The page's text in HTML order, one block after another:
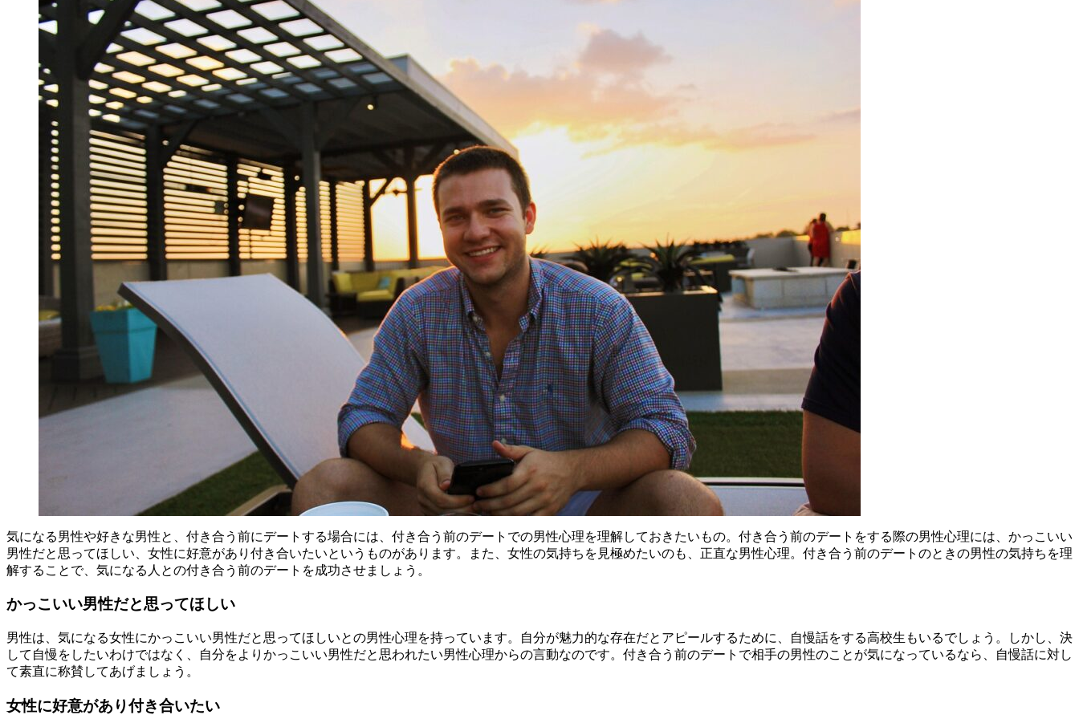
気になる男性や好きな男性と、付き合う前にデートする場合には、付き合う前のデートでの男性心理を理解しておきたいもの。付き合う前のデートをする際の男性心理には、かっこいい
男性だと思ってほしい、女性に好意があり付き合いたいというものがあります。また、女性の気持ちを見極めたいのも、正直な男性心理。付き合う前のデートのときの男性の気持ちを理
解することで、気になる人との付き合う前のデートを成功させましょう。
かっこいい男性だと思ってほしい
男性は、気になる女性にかっこいい男性だと思ってほしいとの男性心理を持っています。自分が魅力的な存在だとアピールするために、自慢話をする高校生もいるでしょう。しかし、決
して自慢をしたいわけではなく、自分をよりかっこいい男性だと思われたい男性心理からの言動なのです。付き合う前のデートで相手の男性のことが気になっているなら、自慢話に対し
て素直に称賛してあげましょう。
女性に好意があり付き合いたい